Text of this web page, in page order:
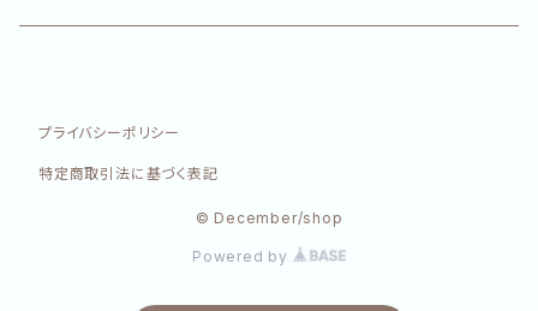
プライバシーポリシー
特定商取引法に基づく表記
© December/shop
Powered by